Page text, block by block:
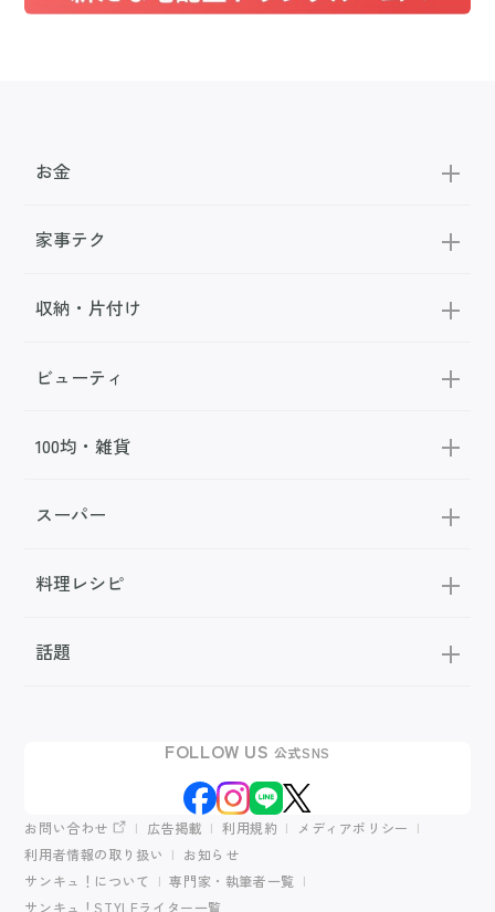
お金
家事テク
収納・片付け
ビューティ
100均・雑貨
スーパー
料理レシピ
話題
FOLLOW US 公式SNS
お問い合わせ 広告掲載 利用規約
メディアポリシー
利用者情報の取り扱い
お知らせ
サンキュ！について
専門家・執筆者一覧
サンキュ！STYLEライター一覧